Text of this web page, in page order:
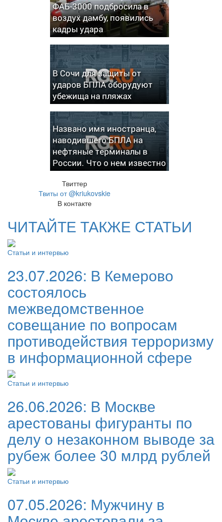
ФАБ-3000 подбросила в
воздух дамбу, появились
кадры удара
В Сочи для защиты от
ударов БПЛА оборудуют
убежища на пляжах
Названо имя иностранца,
наводившего БПЛА на
нефтяные терминалы в
России. Что о нем известно
Твиттер
Твиты от @kriukovskie
В контакте
ЧИТАЙТЕ ТАКЖЕ СТАТЬИ
Статьи и интервью
23.07.2026: В Кемерово
состоялось
межведомственное
совещание по вопросам
противодействия терроризму
в информационной сфере
Статьи и интервью
26.06.2026: В Москве
арестованы фигуранты по
делу о незаконном выводе за
рубеж более 30 млрд рублей
Статьи и интервью
07.05.2026: Мужчину в